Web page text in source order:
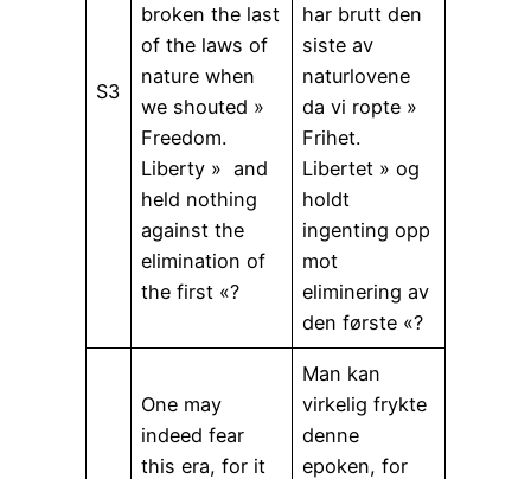
S3
broken the last
of the laws of
nature when
we shouted »
Freedom.
Liberty » and
held nothing
against the
elimination of
the first «?
har brutt den
siste av
naturlovene
da vi ropte »
Frihet.
Libertet » og
holdt
ingenting opp
mot
eliminering av
den første «?
One may
indeed fear
this era, for it
Man kan
virkelig frykte
denne
epoken, for